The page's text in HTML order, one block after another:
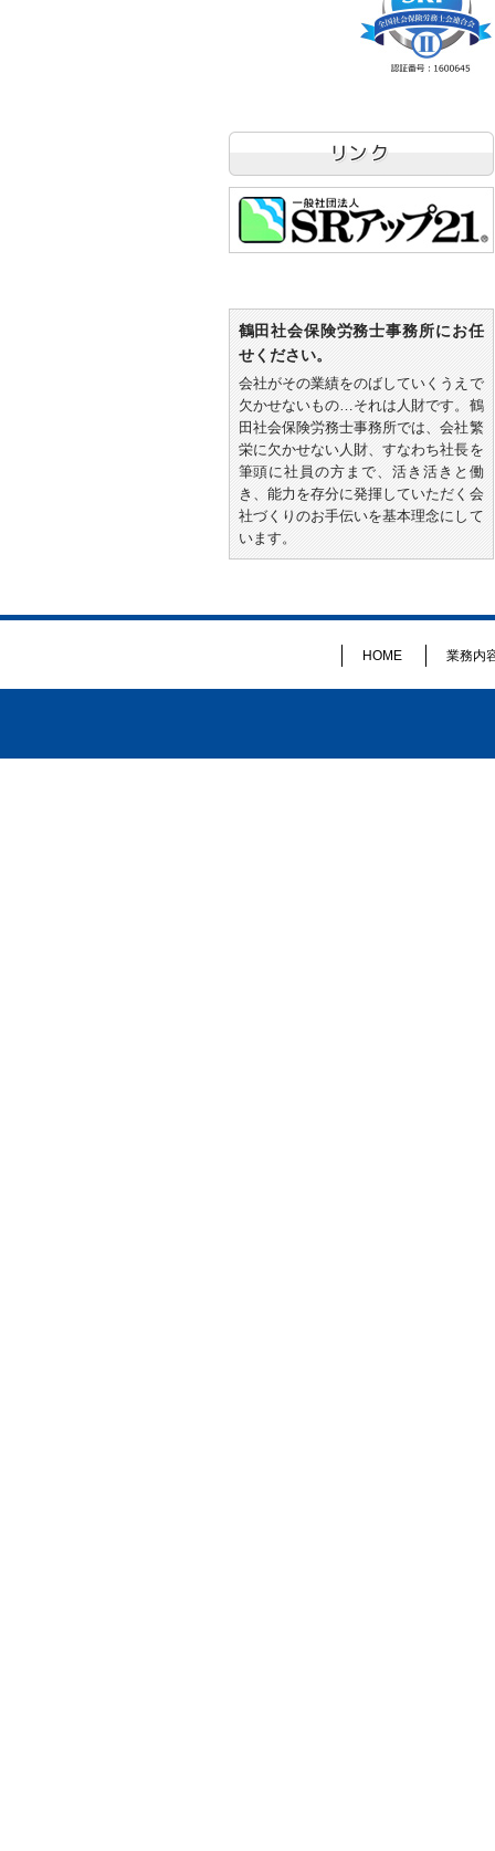
鶴田社会保険労務士事務所にお任
せください。
会社がその業績をのばしていくうえで
欠かせないもの…それは人財です。鶴
田社会保険労務士事務所では、会社繁
栄に欠かせない人財、すなわち社長を
筆頭に社員の方まで、活き活きと働
き、能力を存分に発揮していただく会
社づくりのお手伝いを基本理念にして
います。
HOME 業務内